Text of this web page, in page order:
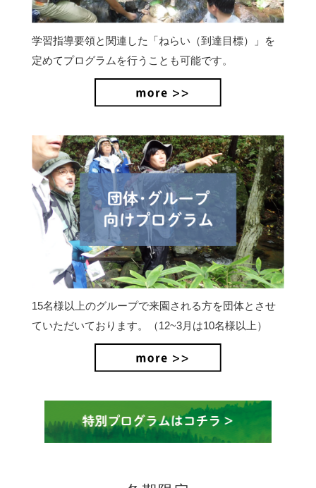
学習指導要領と関連した「ねらい（到達目標）」を
定めてプログラムを行うことも可能です。
15名様以上のグループで来園される方を団体とさせ
ていただいております。（12~3月は10名様以上）